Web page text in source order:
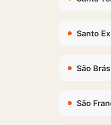
Santo
São Brás
São